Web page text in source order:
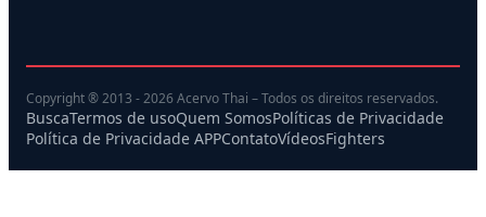
Copyright ® 2013 - 2026 Acervo Thai – Todos os direitos reservados.
BuscaTermos de usoQuem SomosPolíticas de Privacidade
Política de Privacidade APPContatoVídeosFighters